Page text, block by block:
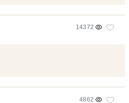
14372
4862